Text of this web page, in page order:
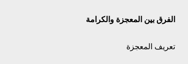
الفرق بين المعجزة والكرامة
تعريف المعجزة